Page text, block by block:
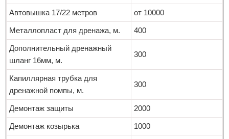
Автовышка 17/22 метров от 10000
Металлопласт для дренажа, м. 400
Дополнительный дренажный
шланг 16мм, м.
300
Капиллярная трубка для
дренажной помпы, м.
300
Демонтаж защиты 2000
Демонтаж козырька 1000